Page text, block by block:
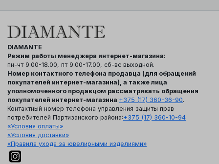
DIAMANTE
Режим работы менеджера интернет-магазина:
пн-чт 9.00-18.00, пт 9.00-17.00, сб-вс выходной.
Номер контактного телефона продавца (для обращений
покупателей интернет-магазина), а также лица
уполномоченного продавцом рассматривать обращения
покупателей интернет-магазина:+375 (17) 360-36-90.
Контактный номер телефона управления защиты прав
потребителей Партизанского района:+375 (17) 360-10-94
«Условия оплаты»
«Условия доставки»
«Правила ухода за ювелирными изделиями»